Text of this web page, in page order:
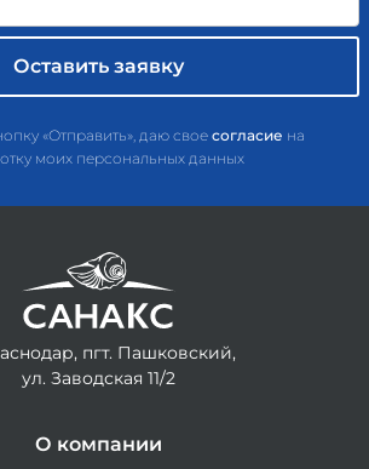
«Отправить», даю свое согласие на
моих персональных данных
пгт. Пашковский,
ул. Заводская 11/2
О компании